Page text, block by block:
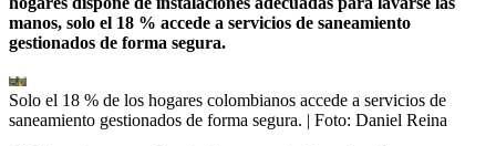
manos, solo el 18 % accede a servicios de saneamiento
gestionados de forma segura.
Solo el 18 % de los hogares colombianos accede a servicios de
saneamiento gestionados de forma segura. | Foto: Daniel Reina